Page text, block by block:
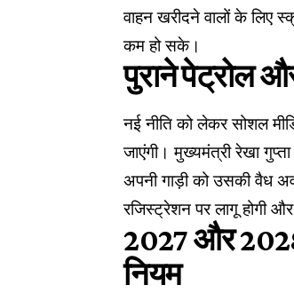
वाहन खरीदने वालों के लिए
कम हो सके।
पुराने पेट्रोल
नई नीति को लेकर सोशल
जाएंगी। मुख्यमंत्री रेखा
अपनी गाड़ी को उसकी वैध
रजिस्ट्रेशन पर लागू होगी
2027 और
नियम